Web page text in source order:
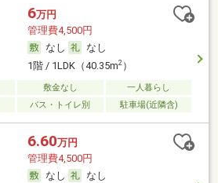
6万円
管理費4,500円
なし
なし
1階 / 1LDK（40.35m2）
敷金なし
一人暮らし
バス・トイレ別 駐車場(近隣含)
6.60万円
管理費4,500円
なし
なし